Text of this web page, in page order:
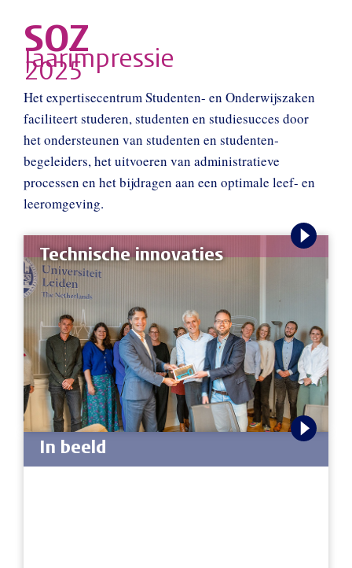
SOZ
Jaarimpressie
2025
Het expertisecentrum Studenten- en Onderwijs­zaken
faciliteert studeren, studenten en studie­succes door
het onder­steunen van studenten en studenten­
begeleiders, het uitvoeren van administra­tieve
processen en het bijdragen aan een optimale leef- en
leer­omgeving.
Technische innovaties
In beeld